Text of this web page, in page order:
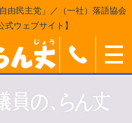
由民主党」／（一社）落語協会
ウェブサイト】